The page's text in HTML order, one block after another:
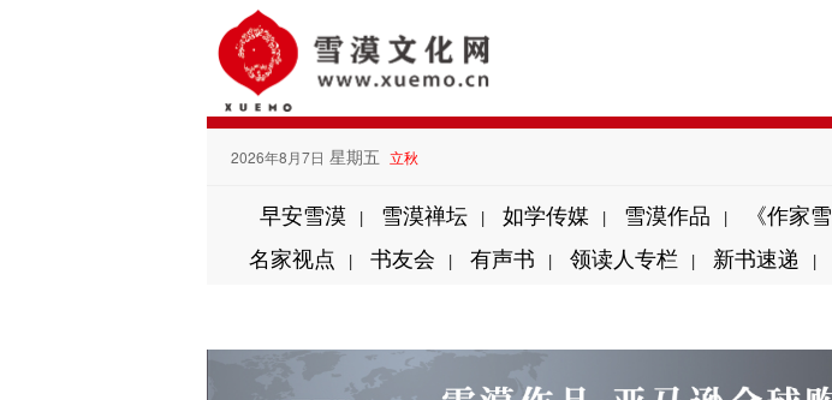
2026年8月7日 星期五 立秋
早安雪漠 | 雪漠禅坛 | 如学传媒 | 雪漠作品 | 《作家
名家视点 | 书友会 | 有声书 | 领读人专栏 | 新书速递 |